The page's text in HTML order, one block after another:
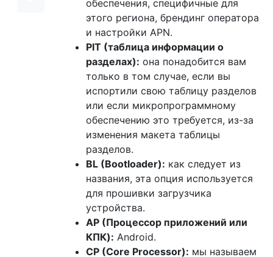
обеспечения, специфичные для
этого региона, брендинг оператора
и настройки APN.
PIT (таблица информации о
разделах): она понадобится вам
только в том случае, если вы
испортили свою таблицу разделов
или если микропрограммному
обеспечению это требуется, из-за
изменения макета таблицы
разделов.
BL (Bootloader): как следует из
названия, эта опция используется
для прошивки загрузчика
устройства.
AP (Процессор приложений или
КПК): Android.
CP (Core Processor): мы называем